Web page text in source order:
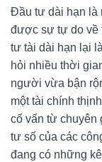
Đầu tư dài hạn là
được sự tự do về
tư tài dài hạn lại
hỏi nhiều thời
người vừa bận
một tài chính
cố vấn từ chuyên
tư số của các
đang có những